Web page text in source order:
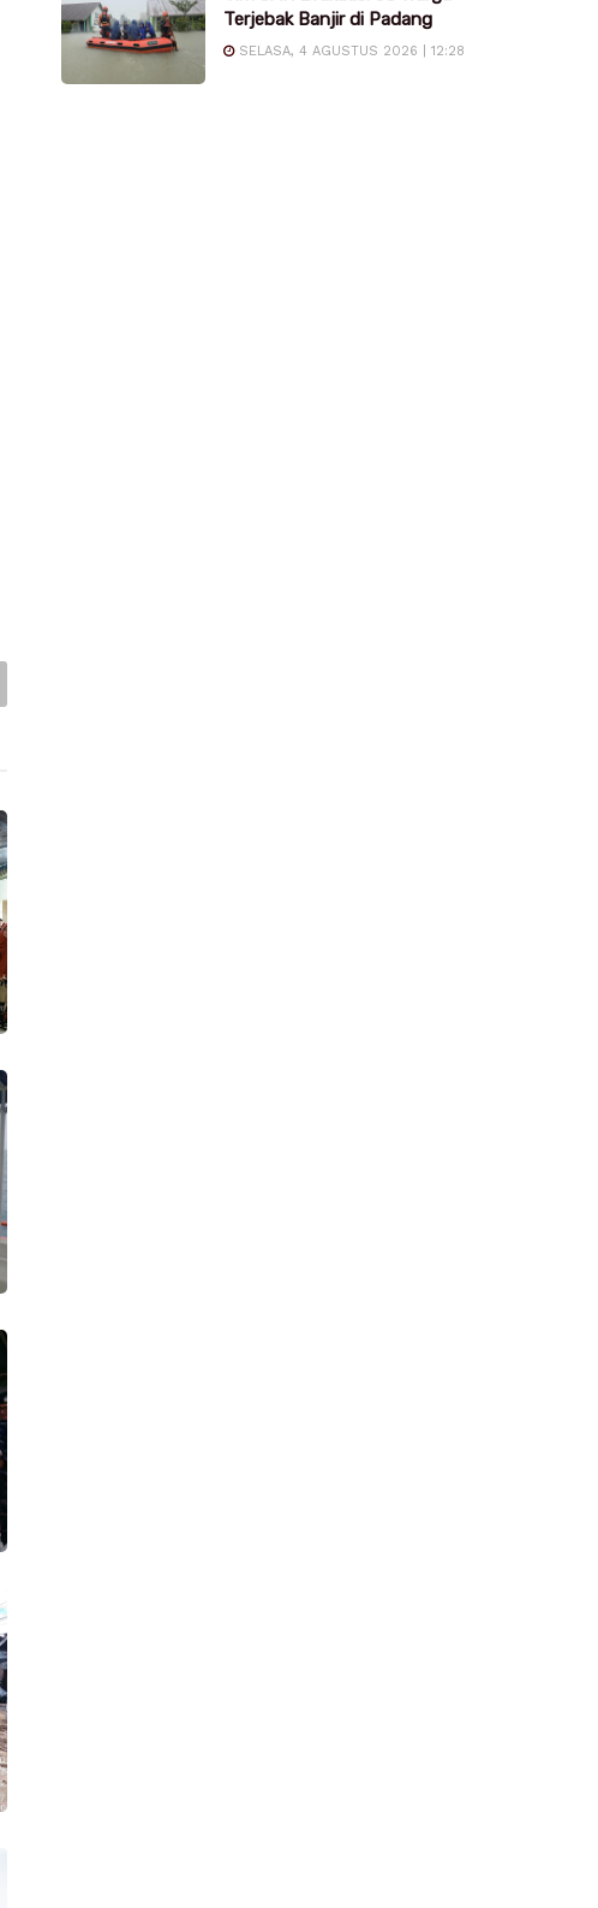
Terjebak Banjir di Padang
SELASA, 4 AGUSTUS 2026 | 12:28